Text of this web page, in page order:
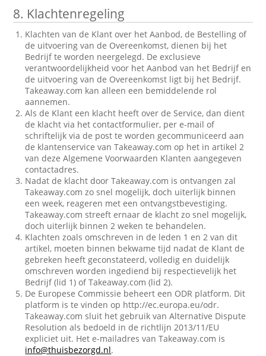
8. Klachtenregeling
Klachten van de Klant over het Aanbod, de Bestelling of
de uitvoering van de Overeenkomst, dienen bij het
Bedrijf te worden neergelegd. De exclusieve
verantwoordelijkheid voor het Aanbod van het Bedrijf en
de uitvoering van de Overeenkomst ligt bij het Bedrijf.
Takeaway.com kan alleen een bemiddelende rol
aannemen.
Als de Klant een klacht heeft over de Service, dan dient
de klacht via het contactformulier, per e-mail of
schriftelijk via de post te worden gecommuniceerd aan
de klantenservice van Takeaway.com op het in artikel 2
van deze Algemene Voorwaarden Klanten aangegeven
contactadres.
Nadat de klacht door Takeaway.com is ontvangen zal
Takeaway.com zo snel mogelijk, doch uiterlijk binnen
een week, reageren met een ontvangstbevestiging.
Takeaway.com streeft ernaar de klacht zo snel mogelijk,
doch uiterlijk binnen 2 weken te behandelen.
Klachten zoals omschreven in de leden 1 en 2 van dit
artikel, moeten binnen bekwame tijd nadat de Klant de
gebreken heeft geconstateerd, volledig en duidelijk
omschreven worden ingediend bij respectievelijk het
Bedrijf (lid 1) of Takeaway.com (lid 2).
De Europese Commissie beheert een ODR platform. Dit
platform is te vinden op http://ec.europa.eu/odr.
Takeaway.com sluit het gebruik van Alternative Dispute
Resolution als bedoeld in de richtlijn 2013/11/EU
expliciet uit. Het e-mailadres van Takeaway.com is
info@thuisbezorgd.nl.